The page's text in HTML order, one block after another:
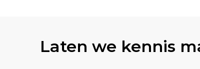
Laten we kennis